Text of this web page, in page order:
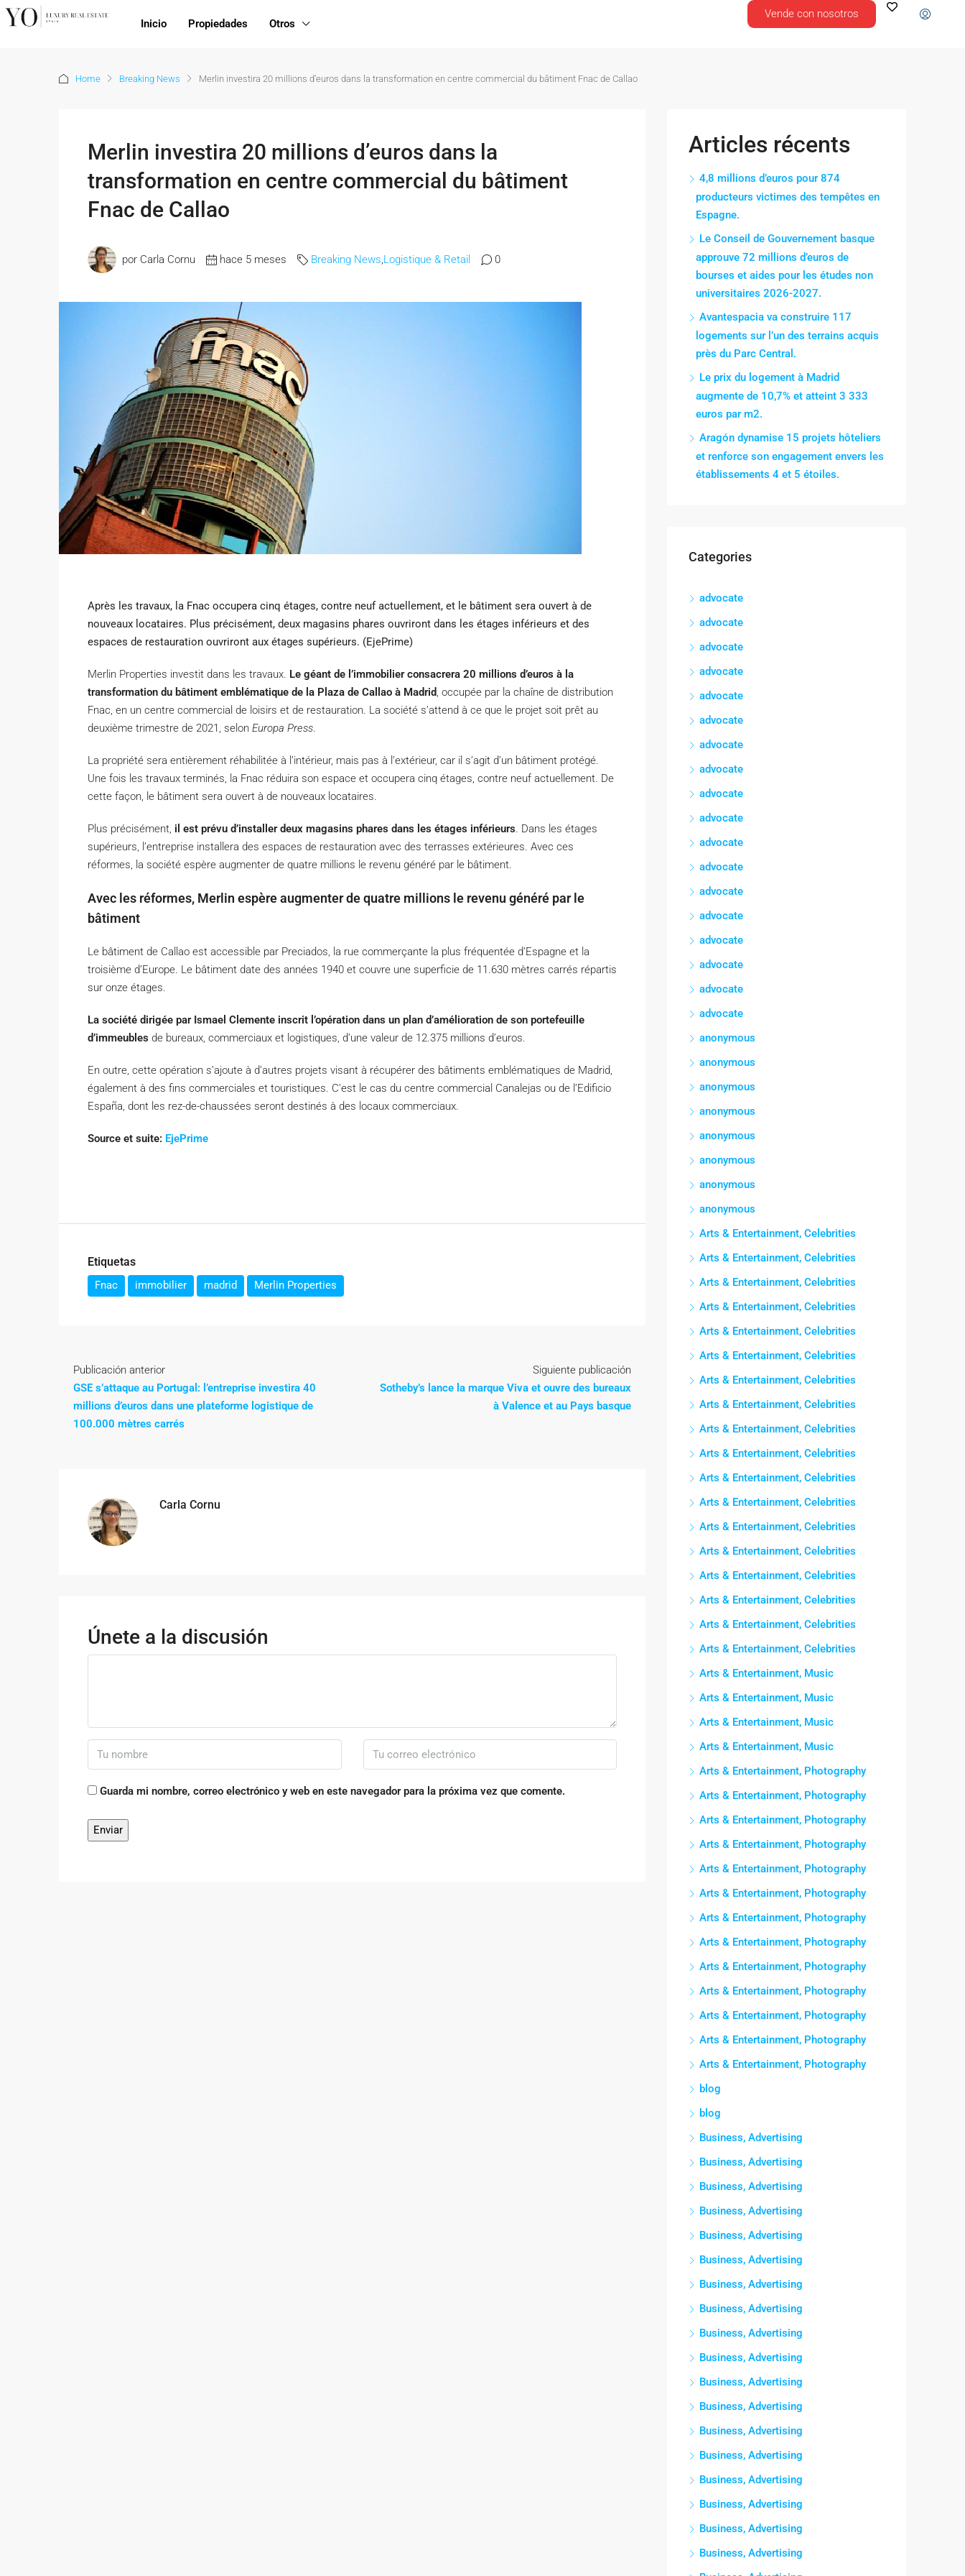
Inicio Propiedades Otros
Vende con nosotros
Home Breaking News Merlin investira 20 millions d’euros dans la transformation en centre commercial du bâtiment Fnac de Callao
Merlin investira 20 millions d’euros dans la
transformation en centre commercial du bâtiment
Fnac de Callao
por Carla Cornu hace 5 meses Breaking News Logistique & Retail 0
Après les travaux, la Fnac occupera cinq étages, contre neuf actuellement, et le bâtiment sera ouvert à de
nouveaux locataires. Plus précisément, deux magasins phares ouvriront dans les étages inférieurs et des
espaces de restauration ouvriront aux étages supérieurs. (EjePrime)
Merlin Properties investit dans les travaux. Le géant de l’immobilier consacrera 20 millions d’euros à la
transformation du bâtiment emblématique de la Plaza de Callao à Madrid, occupée par la chaîne de distribution
Fnac, en un centre commercial de loisirs et de restauration. La société s’attend à ce que le projet soit prêt au
deuxième trimestre de 2021, selon Europa Press.
La propriété sera entièrement réhabilitée à l’intérieur, mais pas à l’extérieur, car il s’agit d’un bâtiment protégé.
Une fois les travaux terminés, la Fnac réduira son espace et occupera cinq étages, contre neuf actuellement. De
cette façon, le bâtiment sera ouvert à de nouveaux locataires.
Plus précisément, il est prévu d’installer deux magasins phares dans les étages inférieurs. Dans les étages
supérieurs, l’entreprise installera des espaces de restauration avec des terrasses extérieures. Avec ces
réformes, la société espère augmenter de quatre millions le revenu généré par le bâtiment.
Avec les réformes, Merlin espère augmenter de quatre millions le revenu généré par le
bâtiment
Le bâtiment de Callao est accessible par Preciados, la rue commerçante la plus fréquentée d’Espagne et la
troisième d’Europe. Le bâtiment date des années 1940 et couvre une superficie de 11.630 mètres carrés répartis
sur onze étages.
La société dirigée par Ismael Clemente inscrit l’opération dans un plan d’amélioration de son portefeuille
d’immeubles de bureaux, commerciaux et logistiques, d’une valeur de 12.375 millions d’euros.
En outre, cette opération s’ajoute à d’autres projets visant à récupérer des bâtiments emblématiques de Madrid,
également à des fins commerciales et touristiques. C’est le cas du centre commercial Canalejas ou de l’Edificio
España, dont les rez-de-chaussées seront destinés à des locaux commerciaux.
Source et suite: EjePrime
Etiquetas
Fnac immobilier madrid Merlin Properties
Publicación anterior
GSE s’attaque au Portugal: l’entreprise investira 40
millions d’euros dans une plateforme logistique de
100.000 mètres carrés
Siguiente publicación
Sotheby’s lance la marque Viva et ouvre des bureaux
à Valence et au Pays basque
Carla Cornu
Únete a la discusión
Guarda mi nombre, correo electrónico y web en este navegador para la próxima vez que comente.
Articles récents
4,8 millions d’euros pour 874
producteurs victimes des tempêtes en
Espagne.
Le Conseil de Gouvernement basque
approuve 72 millions d’euros de
bourses et aides pour les études non
universitaires 2026-2027.
Avantespacia va construire 117
logements sur l’un des terrains acquis
près du Parc Central.
Le prix du logement à Madrid
augmente de 10,7% et atteint 3 333
euros par m2.
Aragón dynamise 15 projets hôteliers
et renforce son engagement envers les
établissements 4 et 5 étoiles.
Categories
advocate
advocate
advocate
advocate
advocate
advocate
advocate
advocate
advocate
advocate
advocate
advocate
advocate
advocate
advocate
advocate
advocate
advocate
anonymous
anonymous
anonymous
anonymous
anonymous
anonymous
anonymous
anonymous
Arts & Entertainment, Celebrities
Arts & Entertainment, Celebrities
Arts & Entertainment, Celebrities
Arts & Entertainment, Celebrities
Arts & Entertainment, Celebrities
Arts & Entertainment, Celebrities
Arts & Entertainment, Celebrities
Arts & Entertainment, Celebrities
Arts & Entertainment, Celebrities
Arts & Entertainment, Celebrities
Arts & Entertainment, Celebrities
Arts & Entertainment, Celebrities
Arts & Entertainment, Celebrities
Arts & Entertainment, Celebrities
Arts & Entertainment, Celebrities
Arts & Entertainment, Celebrities
Arts & Entertainment, Celebrities
Arts & Entertainment, Celebrities
Arts & Entertainment, Music
Arts & Entertainment, Music
Arts & Entertainment, Music
Arts & Entertainment, Music
Arts & Entertainment, Photography
Arts & Entertainment, Photography
Arts & Entertainment, Photography
Arts & Entertainment, Photography
Arts & Entertainment, Photography
Arts & Entertainment, Photography
Arts & Entertainment, Photography
Arts & Entertainment, Photography
Arts & Entertainment, Photography
Arts & Entertainment, Photography
Arts & Entertainment, Photography
Arts & Entertainment, Photography
Arts & Entertainment, Photography
blog
blog
Business, Advertising
Business, Advertising
Business, Advertising
Business, Advertising
Business, Advertising
Business, Advertising
Business, Advertising
Business, Advertising
Business, Advertising
Business, Advertising
Business, Advertising
Business, Advertising
Business, Advertising
Business, Advertising
Business, Advertising
Business, Advertising
Business, Advertising
Business, Advertising